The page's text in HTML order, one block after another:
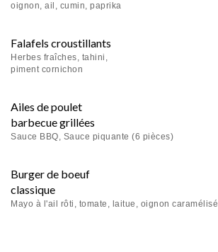
oignon, ail, cumin, paprika
Falafels croustillants
Herbes fraîches, tahini,
piment cornichon
Ailes de poulet
barbecue grillées
Sauce BBQ, Sauce piquante (6 pièces)
Burger de boeuf
classique
Mayo à l'ail rôti, tomate, laitue, oignon caramélisé